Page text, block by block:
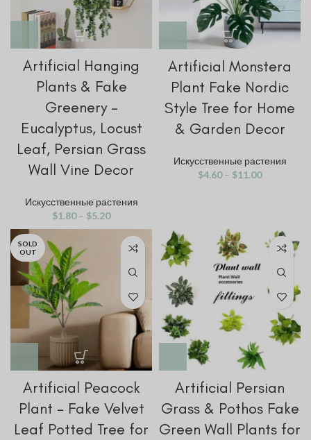
Artificial Hanging
Plants & Fake
Greenery –
Eucalyptus, Locust
Leaf, Persian Grass
Wall Vine Decor
Искусственные растения
$1.80 – $5.20
Artificial Monstera
Plant Fake Nordic
Style Tree for Home
& Garden Decor
Искусственные растения
$4.60 – $11.00
SOLD
OUT
Artificial Peacock
Plant – Fake Velvet
Leaf Potted Tree for
Artificial Persian
Grass & Pothos Fake
Green Wall Plants for